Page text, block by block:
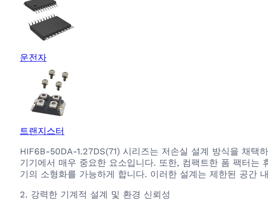
운전자
트랜지스터
HIF6B-50DA-1.27DS(71) 시리즈는 저손실 설계 방식을 채
기기에서 매우 중요한 요소입니다. 또한, 컴팩트한 폼 팩터는
기의 소형화를 가능하게 합니다. 이러한 설계는 제한된 공간
2. 강력한 기계적 설계 및 환경 신뢰성